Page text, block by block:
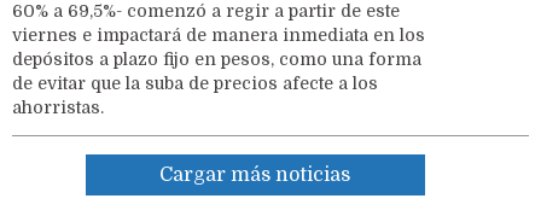
60% a 69,5%- comenzó a regir a partir de este
viernes e impactará de manera inmediata en los
depósitos a plazo fijo en pesos, como una forma
de evitar que la suba de precios afecte a los
ahorristas.
Cargar más noticias